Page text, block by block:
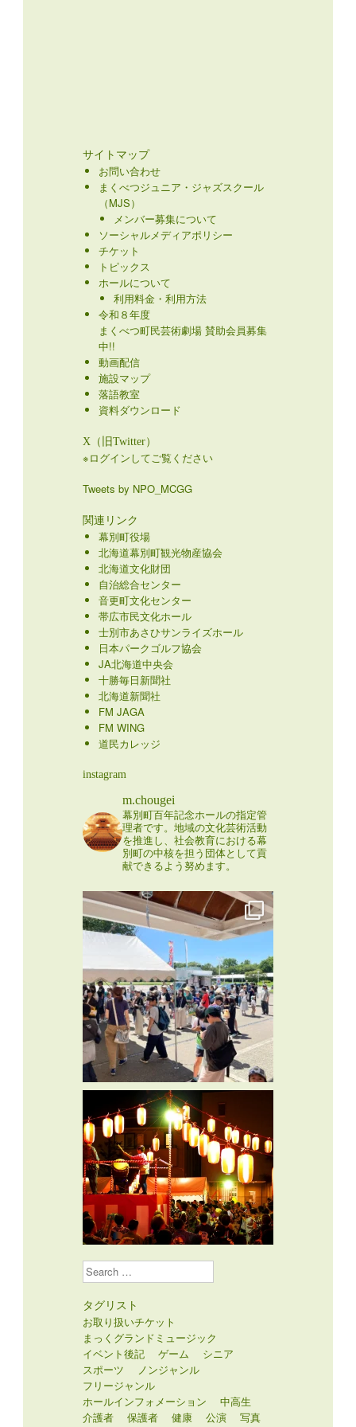
サイトマップ
お問い合わせ
まくべつジュニア・ジャズスクール
（MJS）
メンバー募集について
ソーシャルメディアポリシー
チケット
トピックス
ホールについて
利用料金・利用方法
令和８年度
まくべつ町民芸術劇場 賛助会員募集
中!!
動画配信
施設マップ
落語教室
資料ダウンロード
X（旧Twitter）
※ログインしてご覧ください
Tweets by NPO_MCGG
関連リンク
幕別町役場
北海道幕別町観光物産協会
北海道文化財団
自治総合センター
音更町文化センター
帯広市民文化ホール
士別市あさひサンライズホール
日本パークゴルフ協会
JA北海道中央会
十勝毎日新聞社
北海道新聞社
FM JAGA
FM WING
道民カレッジ
instagram
m.chougei
幕別町百年記念ホールの指定管
理者です。地域の文化芸術活動
を推進し、社会教育における幕
別町の中核を担う団体として貢
献できるよう努めます。
Search
タグリスト
お取り扱いチケット
まっくグランドミュージック
イベント後記
ゲーム
シニア
スポーツ
ノンジャンル
フリージャンル
ホールインフォメーション
中高生
介護者
保護者 健康 公演
写真